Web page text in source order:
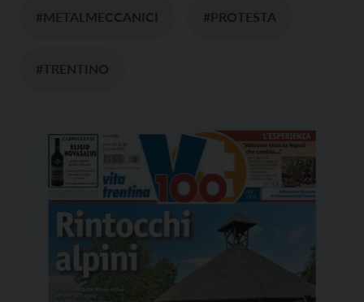
#METALMECCANICI #PROTESTA
#TRENTINO